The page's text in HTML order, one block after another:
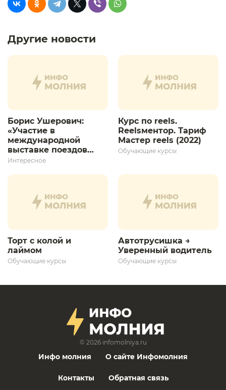
Другие новости
Борис Ушерович:
«Участие в
международной
выставке поездов
дает толчок для
развития»
Интересное
Курс по reels.
Reelsментор. Тариф
Мастер reels (2022)
Обучающие курсы
Торт с колой и
лаймом
Обучающие курсы
Автотрусишка →
Уверенный водитель​
Обучающие курсы
© 2026 infomolniya.ru
Инфо молния О сайте Инфомолния
Контакты Обратная связь